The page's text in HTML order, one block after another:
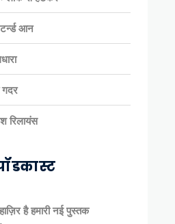
आन
रिलायंस
है हमारी नई पुस्तक